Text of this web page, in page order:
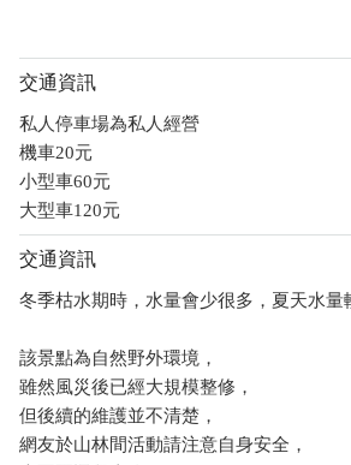
交通資訊
私人停車場為私人經營
機車20元
小型車60元
大型車120元
交通資訊
冬季枯水期時，水量會少很多，夏天水量
該景點為自然野外環境，
雖然風災後已經大規模整修，
但後續的維護並不清楚，
網友於山林間活動請注意自身安全，